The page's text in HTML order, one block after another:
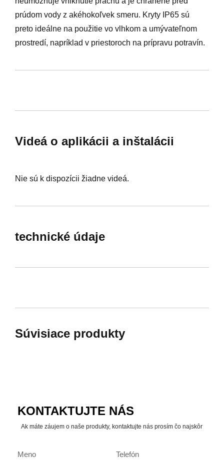
prúdom vody z akéhokoľvek smeru. Kryty IP65 sú
preto ideálne na použitie vo vlhkom a umývateľnom
prostredí, napríklad v priestoroch na prípravu potravín.
Videá o aplikácii a inštalácii
Nie sú k dispozícii žiadne videá.
technické údaje
Súvisiace produkty
KONTAKTUJTE NÁS
Ak máte záujem o naše produkty, kontaktujte nás prosím čo najskôr
Meno Telefón